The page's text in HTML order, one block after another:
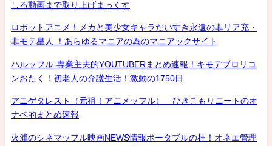
しろ動画まで取り上げまっくす
ロボットアニメ！メカと美少女キャラだいすき永遠の非リア充・
非モテ星人 ！あらゆるマニアの為のマニアックサイト
ハルッフル-専業主夫的YOUTUBERまとめ速報！キモデブロリコ
ンおたく！初老人の介護生活！激動の1750日
アニゲタレスト（元祖！アニメッフル） ひきこもりニートのオ
ナベ的まとめ速報
火浦のシネマッフル映画NEWS情報ポータブルの杜！オネエ管理